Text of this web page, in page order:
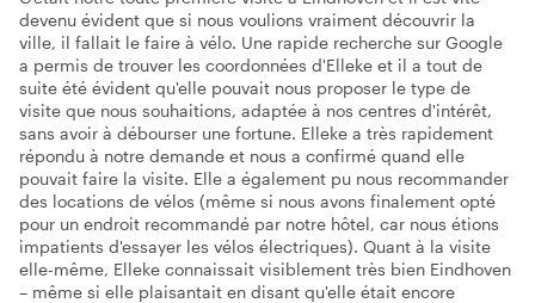
devenu évident que si nous voulions vraiment découvrir la
ville, il fallait le faire à vélo. Une rapide recherche sur Google
a permis de trouver les coordonnées d'Elleke et il a tout de
suite été évident qu'elle pouvait nous proposer le type de
visite que nous souhaitions, adaptée à nos centres d'intérêt,
sans avoir à débourser une fortune. Elleke a très rapidement
répondu à notre demande et nous a confirmé quand elle
pouvait faire la visite. Elle a également pu nous recommander
des locations de vélos (même si nous avons finalement opté
pour un endroit recommandé par notre hôtel, car nous étions
impatients d'essayer les vélos électriques). Quant à la visite
elle-même, Elleke connaissait visiblement très bien Eindhoven
– même si elle plaisantait en disant qu'elle était encore